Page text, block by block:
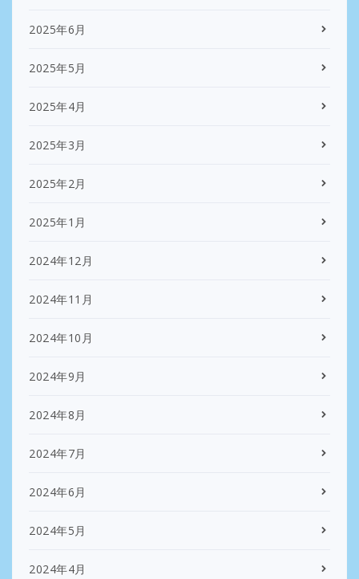
2025年6月
2025年5月
2025年4月
2025年3月
2025年2月
2025年1月
2024年12月
2024年11月
2024年10月
2024年9月
2024年8月
2024年7月
2024年6月
2024年5月
2024年4月